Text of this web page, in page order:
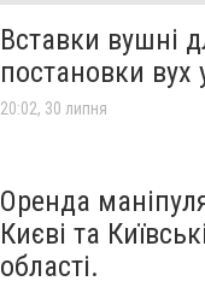
Вставки вушні
постановки вух
20:02, 30 липня
Оренда
Києві та
області.